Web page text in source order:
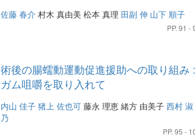
佐藤 春介 村木 真由美 松本 真理 田副 伸 山下 順子
PP. 91 -
術後の腸蠕動運動促進援助への取り組み :
ガム咀嚼を取り入れて
内山 佳子 猪上 佐也可 藤永 理恵 緒方 由美子 西村 淑
乃
PP. 95 -